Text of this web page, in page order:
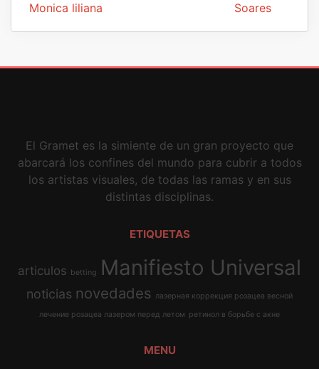
El Gramet es la simiente de un gran proyecto que
abarcará los confines del mundo para cubrir a todos
los artistas visuales, de todas las ramas y en sus
distintas disciplinas.
ETIQUETAS
articulos betting Manifiesto Universal
noticias novedades лазерная коррекция розацеа весной
лечение розацеа лазером перед летом ретинол в борьбе с акне
MENU